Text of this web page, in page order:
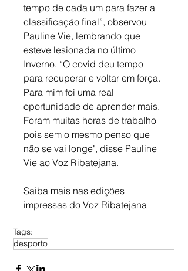
tempo de cada um para fazer a
classificação final”, observou
Pauline Vie, lembrando que
esteve lesionada no último
Inverno. “O covid deu tempo
para recuperar e voltar em força.
Para mim foi uma real
oportunidade de aprender mais.
Foram muitas horas de trabalho
pois sem o mesmo penso que
não se vai longe", disse Pauline
Vie ao Voz Ribatejana.
Saiba mais nas edições
impressas do Voz Ribatejana
Tags:
desporto